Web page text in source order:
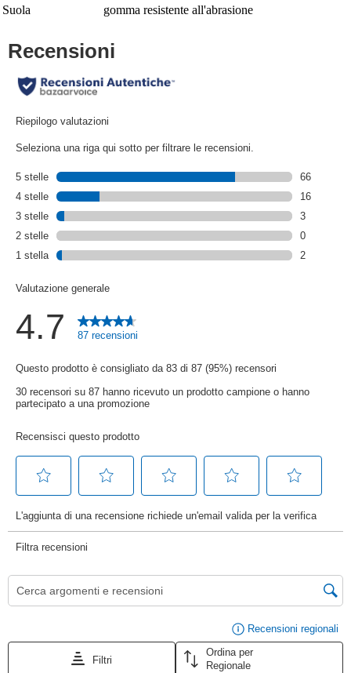
Suola
gomma resistente all'abrasione